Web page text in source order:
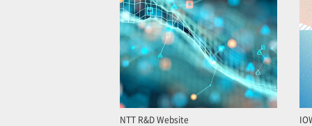
NTT R&D Website